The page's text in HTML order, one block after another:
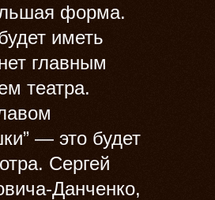
форма.
иметь
главным
театра.
— это будет
Сергей
Данченко,